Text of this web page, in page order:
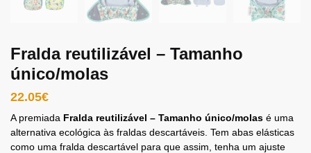
Fralda reutilizável – Tamanho
único/molas
22.05€
A premiada Fralda reutilizável – Tamanho único/molas é uma
alternativa ecológica às fraldas descartáveis. Tem abas elásticas
como uma fralda descartável para que assim, tenha um ajuste